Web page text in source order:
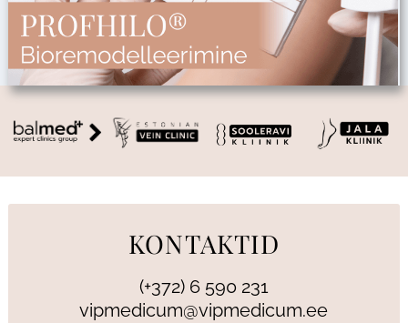
KONTAKTID
(+372) 6 590 231
vipmedicum@vipmedicum.ee